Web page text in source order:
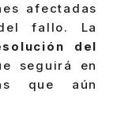
afectadas
fallo. La
del
seguirá en
que aún